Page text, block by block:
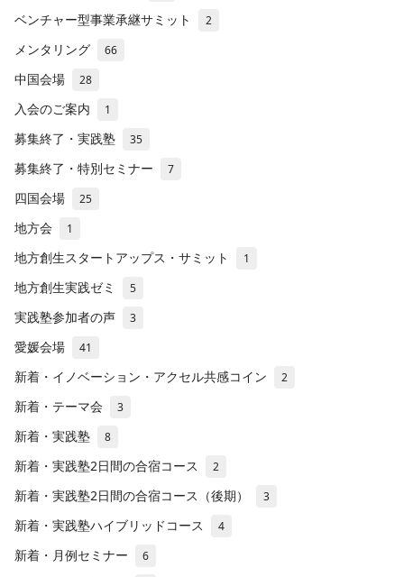
ベンチャー型事業承継サミット 2
メンタリング 66
中国会場 28
入会のご案内 1
募集終了・実践塾 35
募集終了・特別セミナー 7
四国会場 25
地方会 1
地方創生スタートアップス・サミット 1
地方創生実践ゼミ 5
実践塾参加者の声 3
愛媛会場 41
新着・イノベーション・アクセル共感コイン 2
新着・テーマ会 3
新着・実践塾 8
新着・実践塾2日間の合宿コース 2
新着・実践塾2日間の合宿コース（後期） 3
新着・実践塾ハイブリッドコース 4
新着・月例セミナー 6